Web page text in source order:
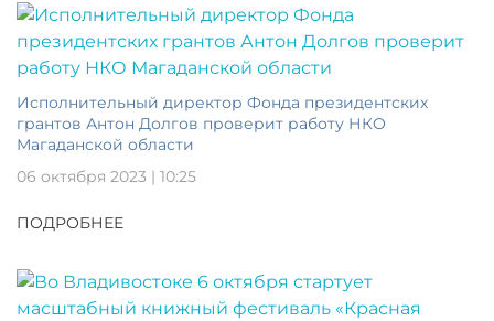
Исполнительный директор Фонда президентских
грантов Антон Долгов проверит работу НКО
Магаданской области
06 октября 2023 | 10:25
ПОДРОБНЕЕ